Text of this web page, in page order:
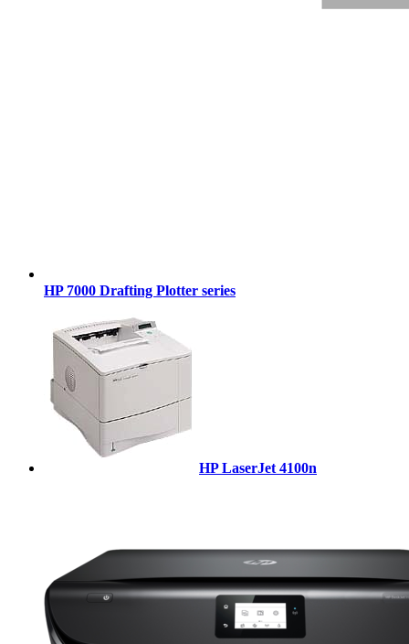
HP 7000 Drafting Plotter series
HP LaserJet 4100n